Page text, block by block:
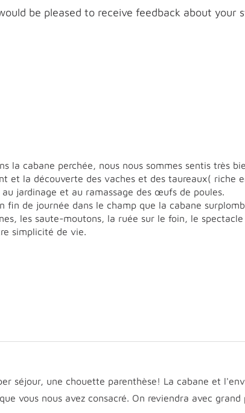
be pleased to receive feedback about your
la cabane perchée, nous nous sommes sentis très
et la découverte des vaches et des taureaux( riche
jardinage et au ramassage des œufs de poules.
fin de journée dans le champ que la cabane
les saute-moutons, la ruée sur le foin, le
simplicité de vie.
séjour, une chouette parenthèse! La cabane et
vous nous avez consacré. On reviendra avec grand